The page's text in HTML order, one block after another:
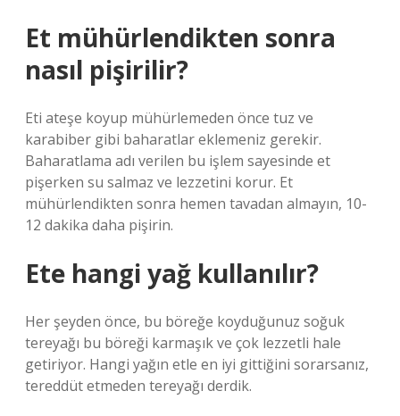
Et mühürlendikten sonra
nasıl pişirilir?
Eti ateşe koyup mühürlemeden önce tuz ve
karabiber gibi baharatlar eklemeniz gerekir.
Baharatlama adı verilen bu işlem sayesinde et
pişerken su salmaz ve lezzetini korur. Et
mühürlendikten sonra hemen tavadan almayın, 10-
12 dakika daha pişirin.
Ete hangi yağ kullanılır?
Her şeyden önce, bu böreğe koyduğunuz soğuk
tereyağı bu böreği karmaşık ve çok lezzetli hale
getiriyor. Hangi yağın etle en iyi gittiğini sorarsanız,
tereddüt etmeden tereyağı derdik.